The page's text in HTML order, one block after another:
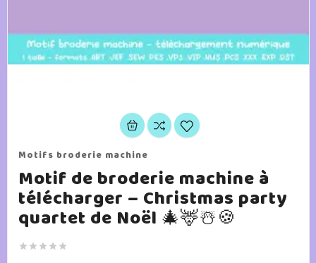
Motifs broderie machine
Motif de broderie machine à
télécharger – Christmas party
quartet de Noël 🎄🦌☃️🍪
    